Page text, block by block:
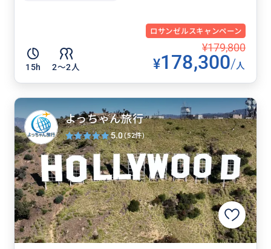
ロサンゼルスキャンペーン
15h 2〜2人
¥179,800
¥178,300/人
よっちゃん旅行
5.0(52件)